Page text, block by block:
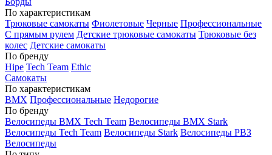
По характеристикам
Трюковые самокаты Фиолетовые Черные Профессиональные
С прямым рулем Детские трюковые самокаты Трюковые без
колес Детские самокаты
По бренду
Hipe Tech Team Ethic
Самокаты
По характеристикам
BMX Профессиональные Недорогие
По бренду
Велосипеды BMX Tech Team Велосипеды BMX Stark
Велосипеды Tech Team Велосипеды Stark Велосипеды РВЗ
Велосипеды